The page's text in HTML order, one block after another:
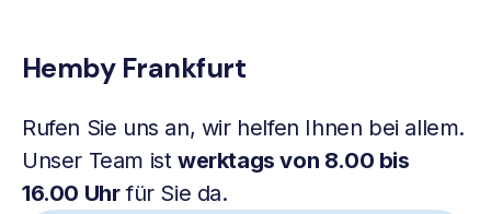
Hemby Frankfurt
Rufen Sie uns an, wir helfen Ihnen bei allem.
Unser Team ist werktags von 8.00 bis
16.00 Uhrfür Sie da.